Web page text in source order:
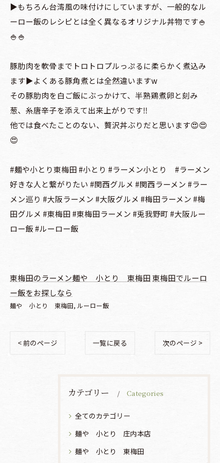
▶️もちろん台湾風の味付けにしていますが、一般的なル
ーロー飯のレシピとは全く異なるオリジナル丼物です🍚
🍚🍚
豚肋肉を軟骨までトロトロプルっぷるに柔らかく煮込み
ます▶️よくある豚角煮とは全然違いますw
その豚肋肉を白ご飯にぶっかけて、半熟鶏煮卵と刻み
葱、糸唐辛子を添えて出来上がりです‼️
他では食べたことのない、贅沢丼ぶりだと思います😍😍
😍
#麺や小とり東梅田 #小とり #ラーメン小とり #ラーメン
好きな人と繋がりたい #関西グルメ #関西ラーメン #ラー
メン巡り #大阪ラーメン #大阪グルメ #梅田ラーメン #梅
田グルメ #東梅田 #東梅田ラーメン #兎我野町 #大阪ルー
ロー飯 #ルーロー飯
東梅田のラーメン麺や 小とり 東梅田東梅田でルーロ
ー飯をお探しなら
麺や 小とり 東梅田 ルーロー飯
< 前のページ 一覧に戻る 次のページ >
カテゴリー Categories
全てのカテゴリー
麺や 小とり 庄内本店
麺や 小とり 東梅田